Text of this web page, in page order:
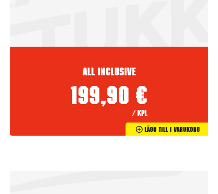
All inclusive
199,90 €
/ kpl
Lägg Till I Varukorg